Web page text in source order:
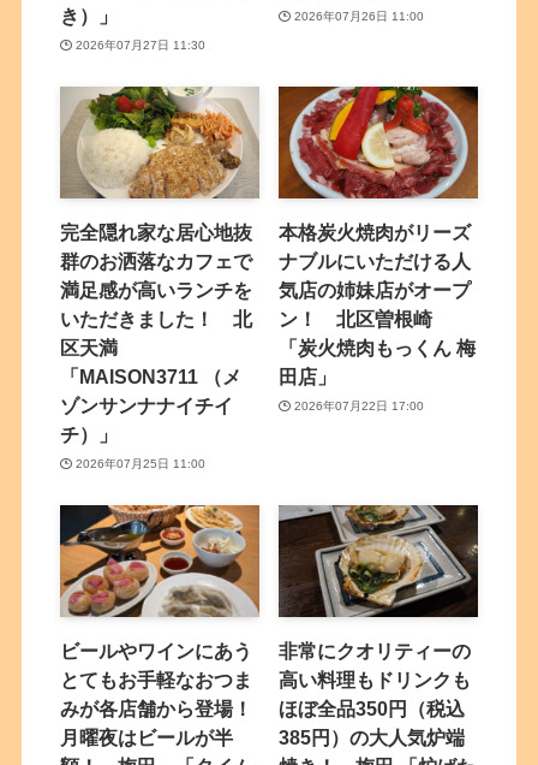
き）」
2026年07月27日 11:30
2026年07月26日 11:00
完全隠れ家な居心地抜
群のお洒落なカフェで
満足感が高いランチを
いただきました！ 北
区天満
「MAISON3711 （メ
ゾンサンナナイチイ
チ）」
2026年07月25日 11:00
本格炭火焼肉がリーズ
ナブルにいただける人
気店の姉妹店がオープ
ン！ 北区曽根崎
「炭火焼肉もっくん 梅
田店」
2026年07月22日 17:00
ビールやワインにあう
とてもお手軽なおつま
みが各店舗から登場！
月曜夜はビールが半
非常にクオリティーの
高い料理もドリンクも
ほぼ全品350円（税込
385円）の大人気炉端